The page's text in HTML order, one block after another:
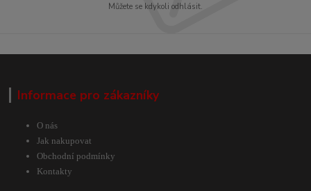
Můžete se kdykoli odhlásit.
Informace pro zákazníky
O nás
Jak nakupovat
Obchodní podmínky
Kontakty